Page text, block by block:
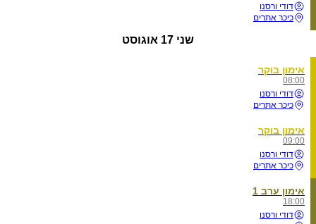
דודי ורסנו
כיכר אתרים
שני 17 אוגוסט
אימון בוקר
08:00
דודי ורסנו
כיכר אתרים
אימון בוקר
09:00
דודי ורסנו
כיכר אתרים
אימון ערב 1
18:00
דודי ורסנו